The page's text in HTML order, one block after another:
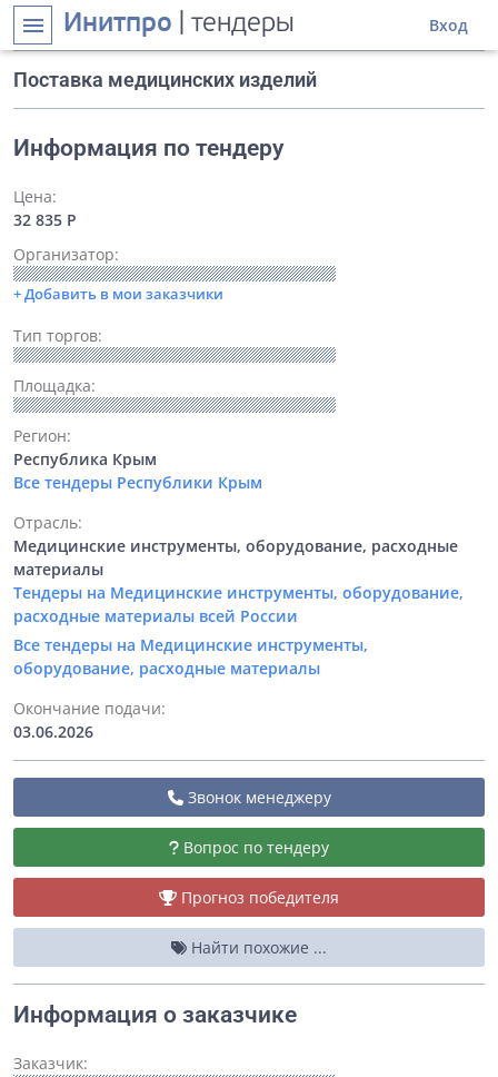
menu Инитпро | тендеры Вход
Поставка медицинских изделий
Информация по тендеру
Цена:
32 835 Р
Организатор:
+ Добавить в мои заказчики
Тип торгов:
Площадка:
Регион:
Республика Крым
Все тендеры Республики Крым
Отрасль:
Медицинские инструменты, оборудование, расходные
материалы
Тендеры на Медицинские инструменты, оборудование,
расходные материалы всей России
Все тендеры на Медицинские инструменты,
оборудование, расходные материалы
Окончание подачи:
03.06.2026
Звонок менеджеру
Вопрос по тендеру
Прогноз победителя
Найти похожие ...
Информация о заказчике
Заказчик: